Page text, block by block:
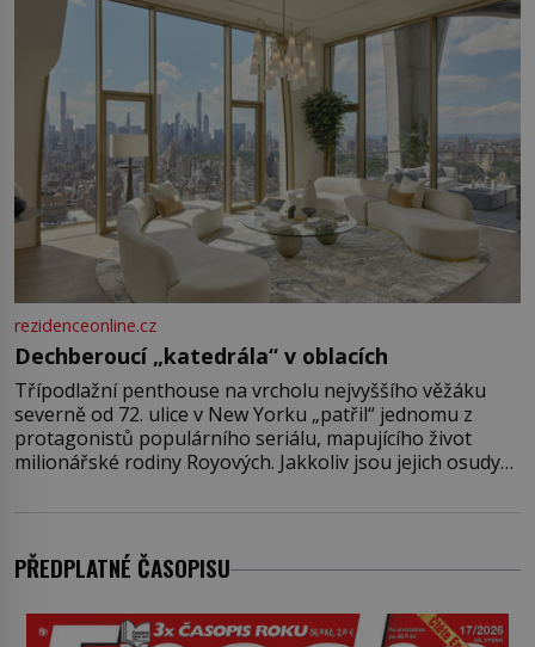
rezidenceonline.cz
Dechberoucí „katedrála“ v oblacích
Třípodlažní penthouse na vrcholu nejvyššího věžáku
severně od 72. ulice v New Yorku „patřil“ jednomu z
protagonistů populárního seriálu, mapujícího život
milionářské rodiny Royových. Jakkoliv jsou jejich osudy
jenom jednou z nemovitostí
PŘEDPLATNÉ ČASOPISU